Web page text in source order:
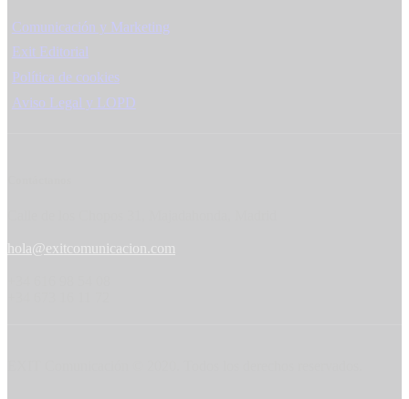
Comunicación y Marketing
Exit Editorial
Política de cookies
Aviso Legal y LOPD
hola@exitcomunicacion.com